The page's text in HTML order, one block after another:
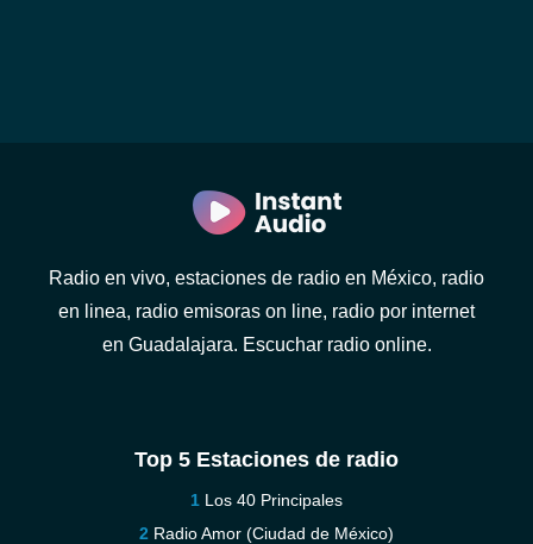
Radio en vivo, estaciones de radio en México, radio
en linea, radio emisoras on line, radio por internet
en Guadalajara. Escuchar radio online.
Top 5 Estaciones de radio
Los 40 Principales
Radio Amor (Ciudad de México)